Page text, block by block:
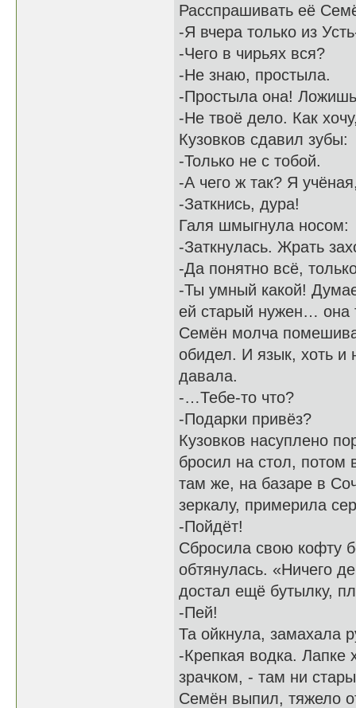
Расспрашивать её
-Я вчера только из
-Чего в чирьях вся?
-Не знаю, простыла.
-Простыла она!
-Не твоё дело. Как
Кузовков сдавил зубы:
-Только не с тобой.
-А чего ж так? Я
-Заткнись, дура!
Галя шмыгнула носом:
-Заткнулась. Жрать
-Да понятно всё,
-Ты умный какой!
ей старый нужен… она
Семён молча
обидел. И язык, хоть
давала.
-…Тебе-то что?
-Подарки привёз?
Кузовков насуплено
бросил на стол, потом
там же, на базаре в
зеркалу, примерила
-Пойдёт!
Сбросила свою кофту
обтянулась. «Ничего
достал ещё бутылку,
-Пей!
Та ойкнула, замахала
-Крепкая водка. Лапке
зрачком, - там ни
Семён выпил, тяжело